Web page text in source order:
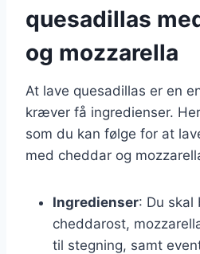
quesadillas
og mozzarella
At lave quesadillas er en
kræver få ingredienser.
som du kan følge for at
med cheddar og
Ingredienser: Du skal
cheddarost,
til stegning, samt